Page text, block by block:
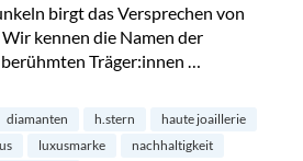
birgt das Versprechen von
kennen die Namen der
Träger:innen …
– die Zukunft?“
diamanten h.stern
haute joaillerie
luxusmarke
nachhaltigkeit